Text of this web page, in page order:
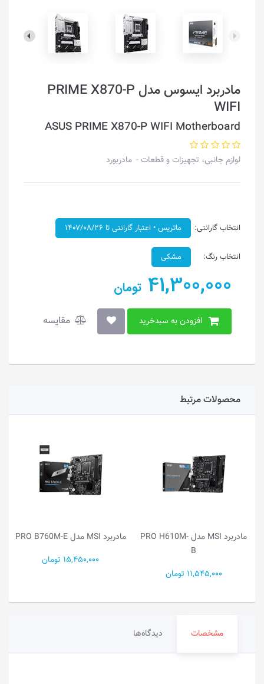
مادربرد ایسوس مدل PRIME X870-P
WIFI
ASUS PRIME X870-P WIFI Motherboard
لوازم جانبی، تجهیزات و قطعات مادربورد
انتخاب گارانتی: ماتریس • اعتبار گارانتی تا ۱۴۰۷/۰۸/۲۶
انتخاب رنگ: مشکی
41,300,000 تومان
افزودن به سبدخرید مقایسه
محصولات مرتبط
مادربرد MSI مدل PRO H610M-
B
11,545,000 تومان
مادربرد MSI مدل PRO B760M-E
15,450,000 تومان
مشخصات دیدگاه‌ها